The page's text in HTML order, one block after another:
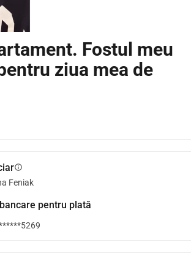
Fostul meu
ziua mea de
info
Feniak
pentru plată